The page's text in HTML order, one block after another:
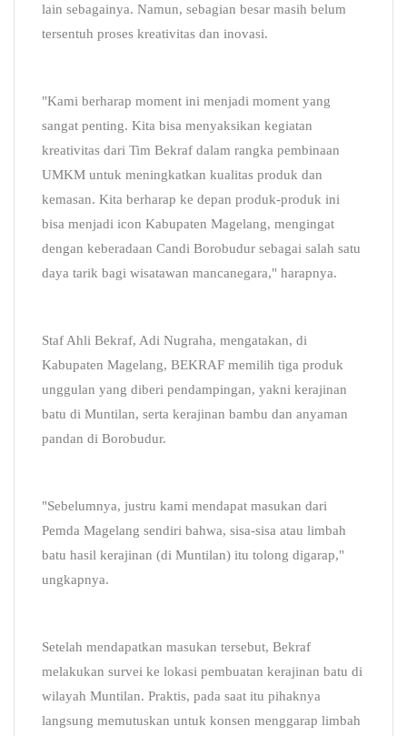
lain sebagainya. Namun, sebagian besar masih belum
tersentuh proses kreativitas dan inovasi.
"Kami berharap moment ini menjadi moment yang
sangat penting. Kita bisa menyaksikan kegiatan
kreativitas dari Tim Bekraf dalam rangka pembinaan
UMKM untuk meningkatkan kualitas produk dan
kemasan. Kita berharap ke depan produk-produk ini
bisa menjadi icon Kabupaten Magelang, mengingat
dengan keberadaan Candi Borobudur sebagai salah satu
daya tarik bagi wisatawan mancanegara," harapnya.
Staf Ahli Bekraf, Adi Nugraha, mengatakan, di
Kabupaten Magelang, BEKRAF memilih tiga produk
unggulan yang diberi pendampingan, yakni kerajinan
batu di Muntilan, serta kerajinan bambu dan anyaman
pandan di Borobudur.
"Sebelumnya, justru kami mendapat masukan dari
Pemda Magelang sendiri bahwa, sisa-sisa atau limbah
batu hasil kerajinan (di Muntilan) itu tolong digarap,"
ungkapnya.
Setelah mendapatkan masukan tersebut, Bekraf
melakukan survei ke lokasi pembuatan kerajinan batu di
wilayah Muntilan. Praktis, pada saat itu pihaknya
langsung memutuskan untuk konsen menggarap limbah